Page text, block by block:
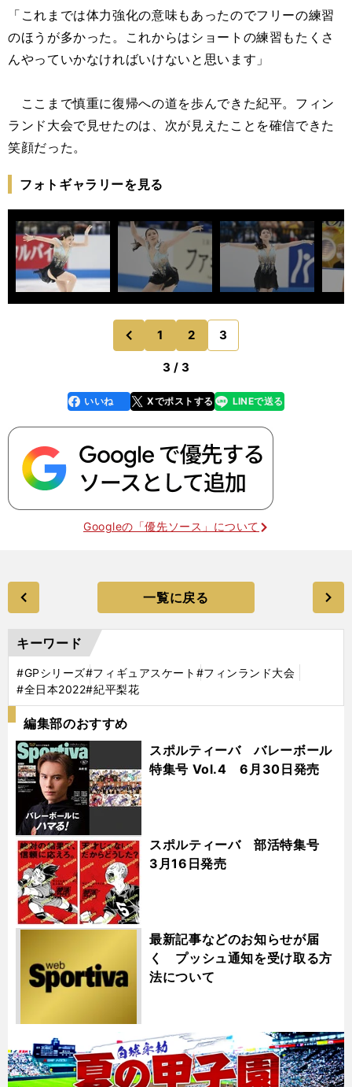
「これまでは体力強化の意味もあったのでフリーの練習
のほうが多かった。これからはショートの練習もたくさ
んやっていかなければいけないと思います」
ここまで慎重に復帰への道を歩んできた紀平。フィン
ランド大会で見せたのは、次が見えたことを確信できた
笑顔だった。
フォトギャラリーを見る
前
のページへ
1 2 3
3 / 3
faceboo
k
いいね Xでポストする
line LINEで送る
Googleの「優先ソース」について
一覧に戻る
キーワード
#GPシリーズ#フィギュアスケート #フィンランド大会
#全日本2022#紀平梨花
編集部のおすすめ
スポルティーバ バレーボール
特集号 Vol.4 6月30日発売
スポルティーバ 部活特集号
3月16日発売
最新記事などのお知らせが届
く プッシュ通知を受け取る方
法について